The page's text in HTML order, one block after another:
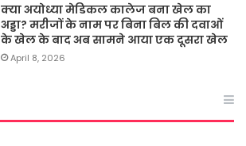
क्या अयोध्या मेडिकल कालेज बना खेल का
अड्डा? मरीजों के नाम पर बिना बिल की दवाओं
के खेल के बाद अब सामने आया एक दूसरा खेल
April 8, 2026